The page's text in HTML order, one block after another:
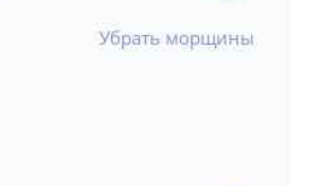
Убрать морщины